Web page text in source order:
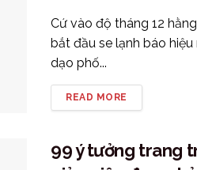
Cứ vào độ tháng 12
bắt đầu se lạnh báo
dạo phố...
READ MORE
99 ý tưởng trang